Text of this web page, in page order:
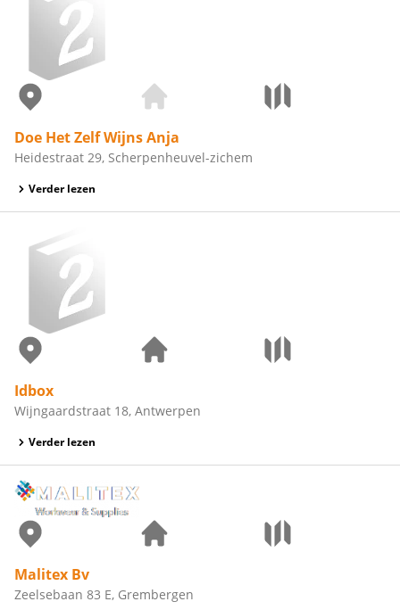
Doe Het Zelf Wijns Anja
Heidestraat 29, Scherpenheuvel-zichem
Verder lezen
Idbox
Wijngaardstraat 18, Antwerpen
Verder lezen
Malitex Bv
Zeelsebaan 83 E, Grembergen